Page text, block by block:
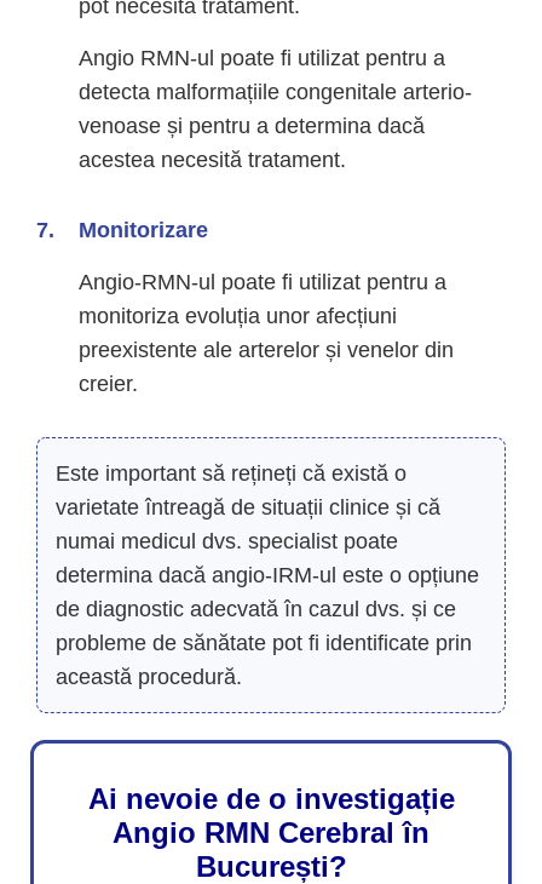
pot necesita tratament.
Angio RMN-ul poate fi utilizat pentru a
detecta malformațiile congenitale arterio-
venoase și pentru a determina dacă
acestea necesită tratament.
Monitorizare
Angio-RMN-ul poate fi utilizat pentru a
monitoriza evoluția unor afecțiuni
preexistente ale arterelor și venelor din
creier.
Este important să rețineți că există o
varietate întreagă de situații clinice și că
numai medicul dvs. specialist poate
determina dacă angio-IRM-ul este o opțiune
de diagnostic adecvată în cazul dvs. și ce
probleme de sănătate pot fi identificate prin
această procedură.
Ai nevoie de o investigație
Angio RMN Cerebral în
București?